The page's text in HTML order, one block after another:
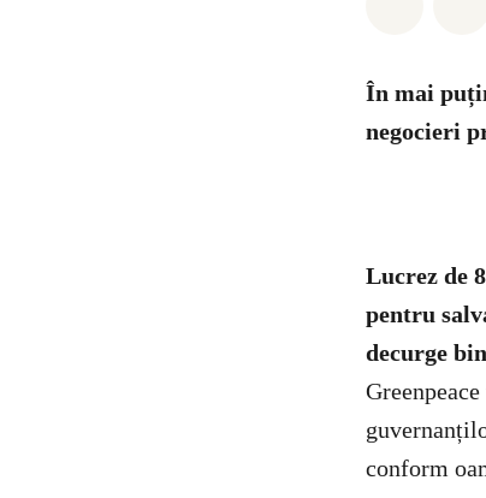
În mai
negocieri
Lucrez de
pentru
decurge
conform